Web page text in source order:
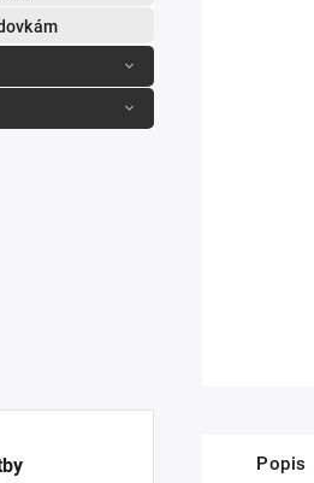
Popis